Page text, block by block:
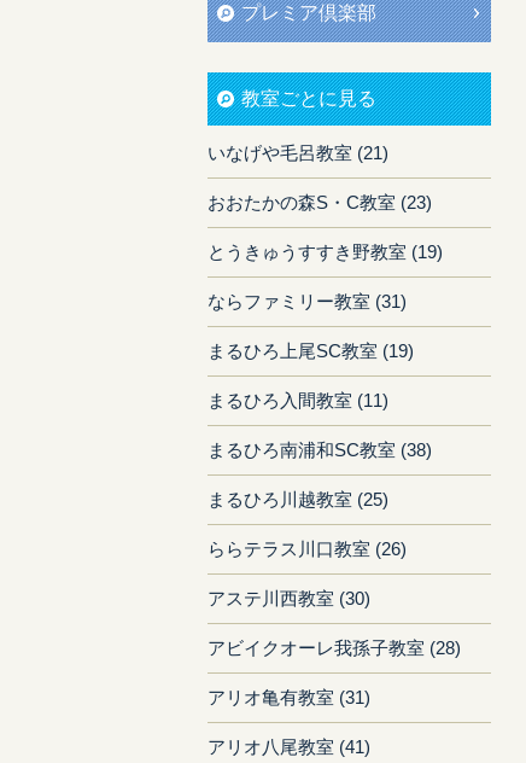
プレミア倶楽部
教室ごとに見る
いなげや毛呂教室 (21)
おおたかの森S・C教室 (23)
とうきゅうすすき野教室 (19)
ならファミリー教室 (31)
まるひろ上尾SC教室 (19)
まるひろ入間教室 (11)
まるひろ南浦和SC教室 (38)
まるひろ川越教室 (25)
ららテラス川口教室 (26)
アステ川西教室 (30)
アビイクオーレ我孫子教室 (28)
アリオ亀有教室 (31)
アリオ八尾教室 (41)